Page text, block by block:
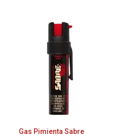
Gas Pimienta Sabre